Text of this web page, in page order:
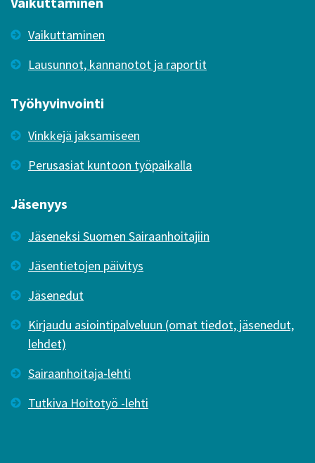
Vaikuttaminen
Lausunnot, kannanotot ja raportit
Työhyvinvointi
Vinkkejä jaksamiseen
Perusasiat kuntoon työpaikalla
Jäsenyys
Jäseneksi Suomen Sairaanhoitajiin
Jäsentietojen päivitys
Jäsenedut
Kirjaudu asiointipalveluun (omat tiedot, jäsenedut,
lehdet)
Sairaanhoitaja-lehti
Tutkiva Hoitotyö -lehti